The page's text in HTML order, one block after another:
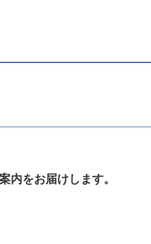
内をお届けします。